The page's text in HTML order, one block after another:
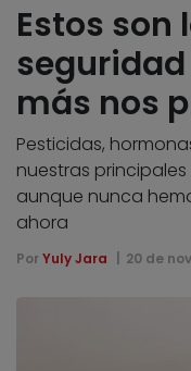
Estos son
más nos
Pesticidas,
nuestras
aunque nunca
ahora
Por Yuly Jara 20 de